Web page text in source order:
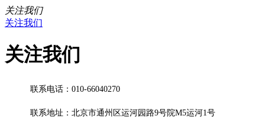
关注我们
关注我们
关注我们
联系电话： 010-66040270
联系地址：北京市通州区运河园路9号院M5运河1号